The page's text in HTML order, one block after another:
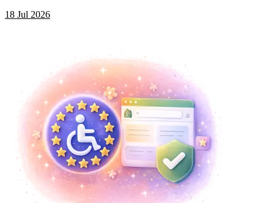
18 Jul 2026